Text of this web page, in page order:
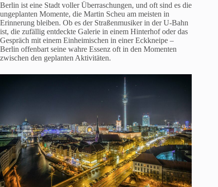
Berlin ist eine Stadt voller Überraschungen, und oft sind es die
ungeplanten Momente, die Martin Scheu am meisten in
Erinnerung bleiben. Ob es der Straßenmusiker in der U-Bahn
ist, die zufällig entdeckte Galerie in einem Hinterhof oder das
Gespräch mit einem Einheimischen in einer Eckkneipe –
Berlin offenbart seine wahre Essenz oft in den Momenten
zwischen den geplanten Aktivitäten.